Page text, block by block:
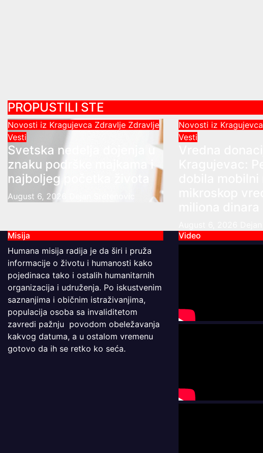
PROPUSTILI STE
Novosti iz Kragujevca Zdravlje Zdravlje
Vesti
Svetska nedelja dojenja u
znaku podrške majkama i
najboljeg početka života
August 6, 2026
Novosti iz Kragujevca
Vesti
Misija
Humana misija radija je da širi i pruža
informacije o životu i humanosti kako
pojedinaca tako i ostalih humanitarnih
organizacija i udruženja. Po iskustvenim
saznanjima i običnim istraživanjima,
populacija osoba sa invaliditetom
zavredi pažnju povodom obeležavanja
kakvog datuma, a u ostalom vremenu
gotovo da ih se retko ko seća.
Video